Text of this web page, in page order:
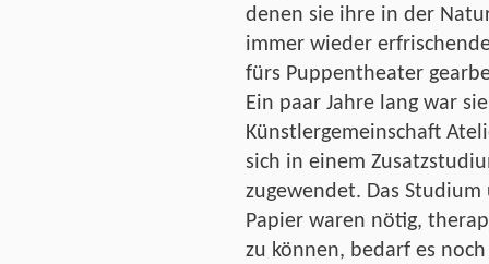
denen sie ihre in der
immer wieder
fürs Puppentheater
Ein paar Jahre lang war
Künstlergemeinschaft
sich in einem
zugewendet. Das
Papier waren nötig,
zu können, bedarf es